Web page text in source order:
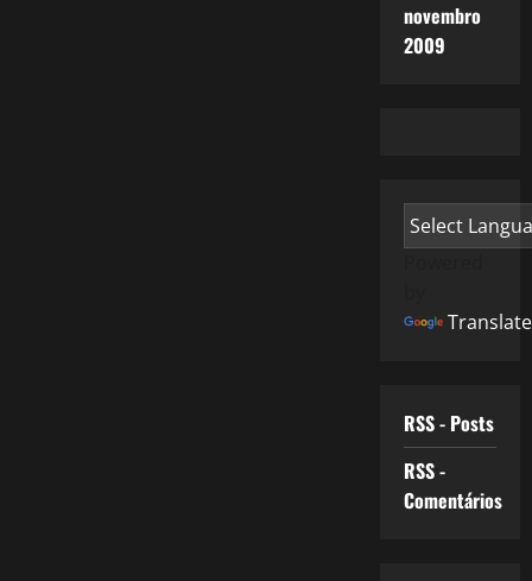
novembro
2009
Translate
RSS - Posts
RSS -
Comentários